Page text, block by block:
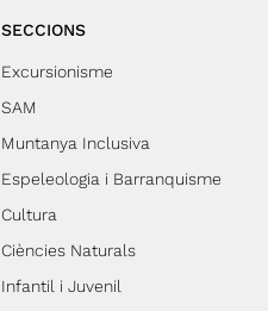
SECCIONS
Excursionisme
SAM
Muntanya Inclusiva
Espeleologia i Barranquisme
Cultura
Ciències Naturals
Infantil i Juvenil